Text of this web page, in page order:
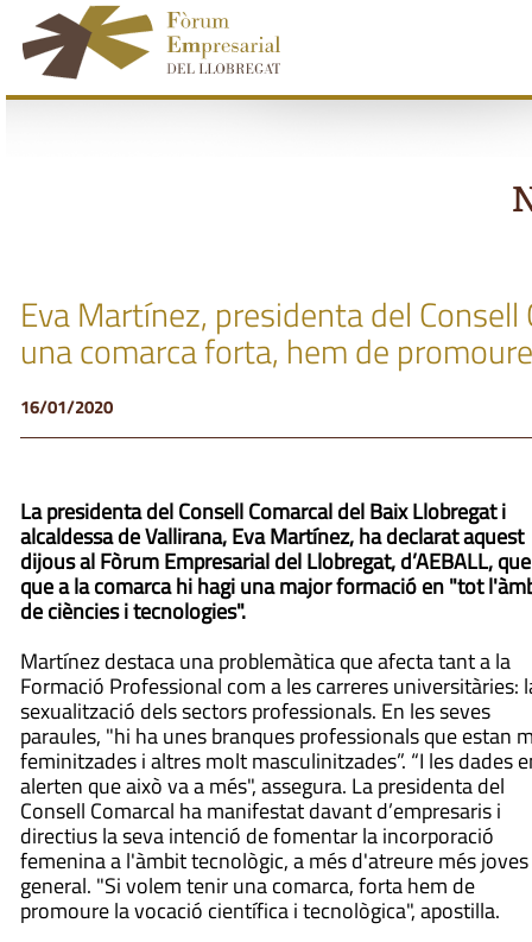
Eva Martínez, presidenta del
una comarca forta, hem de
16/01/2020
La presidenta del Consell Comarcal del Baix Llobregat i
alcaldessa de Vallirana, Eva Martínez, ha declarat aquest
dijous al Fòrum Empresarial del Llobregat, d’AEBALL,
que a la comarca hi hagi una major formació en "tot
de ciències i tecnologies".
Martínez destaca una problemàtica que afecta tant a la
Formació Professional com a les carreres universitàries:
sexualització dels sectors professionals. En les seves
paraules, "hi ha unes branques professionals que estan
feminitzades i altres molt masculinitzades”. “I les dades
alerten que això va a més", assegura. La presidenta del
Consell Comarcal ha manifestat davant d’empresaris i
directius la seva intenció de fomentar la incorporació
femenina a l'àmbit tecnològic, a més d'atreure més
general. "Si volem tenir una comarca, forta hem de
promoure la vocació científica i tecnològica", apostilla.